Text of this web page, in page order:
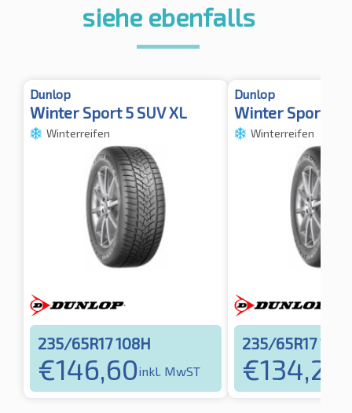
siehe ebenfalls
Dunlop
Winter Sport 5 SUV XL
Winterreifen
235/65R17 108H
€146,60inkl. MwST
Dunlop
Winter Sport 5
Winterreifen
235/65R17
€134,24